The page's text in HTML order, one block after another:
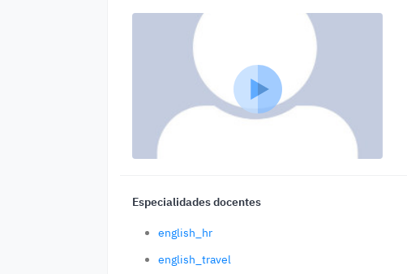
Especialidades docentes
english_hr
english_travel